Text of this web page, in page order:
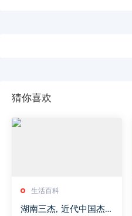
猜你喜欢
生活百科
湖南三杰, 近代中国杰